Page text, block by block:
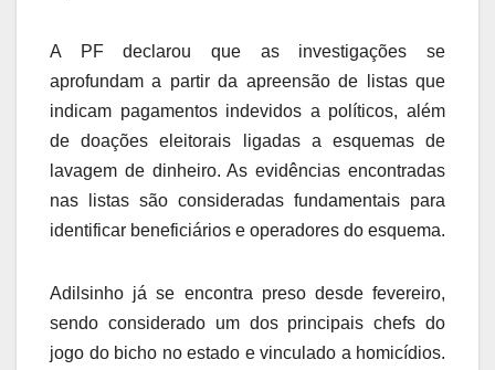
A PF declarou que as investigações se
aprofundam a partir da apreensão de listas que
indicam pagamentos indevidos a políticos, além
de doações eleitorais ligadas a esquemas de
lavagem de dinheiro. As evidências encontradas
nas listas são consideradas fundamentais para
identificar beneficiários e operadores do esquema.
Adilsinho já se encontra preso desde fevereiro,
sendo considerado um dos principais chefs do
jogo do bicho no estado e vinculado a homicídios.